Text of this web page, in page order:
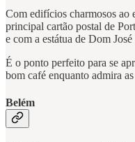
Com edifícios charmosos ao
principal cartão postal de
e com a estátua de Dom José
É o ponto perfeito para se
bom café enquanto admira
Belém